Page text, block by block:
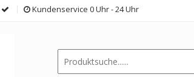
Kundenservice 0 Uhr - 24 Uhr